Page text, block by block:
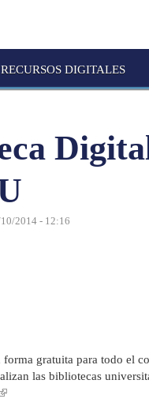
RECURSOS DIGITALES
2014 - 12:16
gratuita para todo el
las bibliotecas